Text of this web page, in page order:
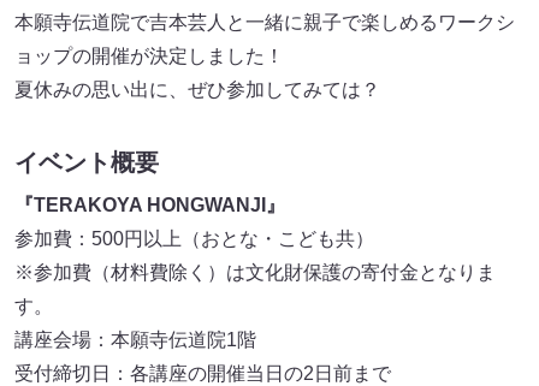
本願寺伝道院で吉本芸人と一緒に親子で楽しめるワークシ
ョップの開催が決定しました！
夏休みの思い出に、ぜひ参加してみては？
イベント概要
『TERAKOYA HONGWANJI』
参加費：500円以上（おとな・こども共）
※参加費（材料費除く）は文化財保護の寄付金となりま
す。
講座会場：本願寺伝道院1階
受付締切日：各講座の開催当日の2日前まで